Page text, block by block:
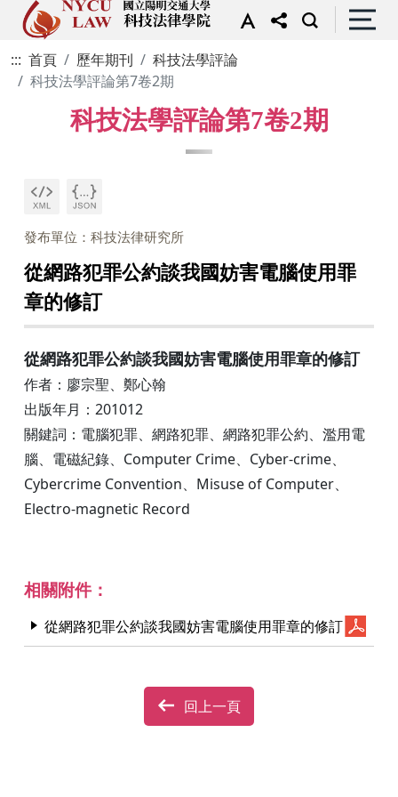
::: 首頁 歷年期刊
科技法學評論
科技法學評論第7卷2期
科技法學評論第7卷2期
發布單位：科技法律研究所
從網路犯罪公約談我國妨害電腦使用罪
章的修訂
從網路犯罪公約談我國妨害電腦使用罪章的修訂
作者：廖宗聖、鄭心翰
出版年月：201012
關鍵詞：電腦犯罪、網路犯罪、網路犯罪公約、濫用電
腦、電磁紀錄、Computer Crime、Cyber-crime、
Cybercrime Convention、Misuse of Computer、
Electro-magnetic Record
相關附件：
從網路犯罪公約談我國妨害電腦使用罪章的修訂
回上一頁